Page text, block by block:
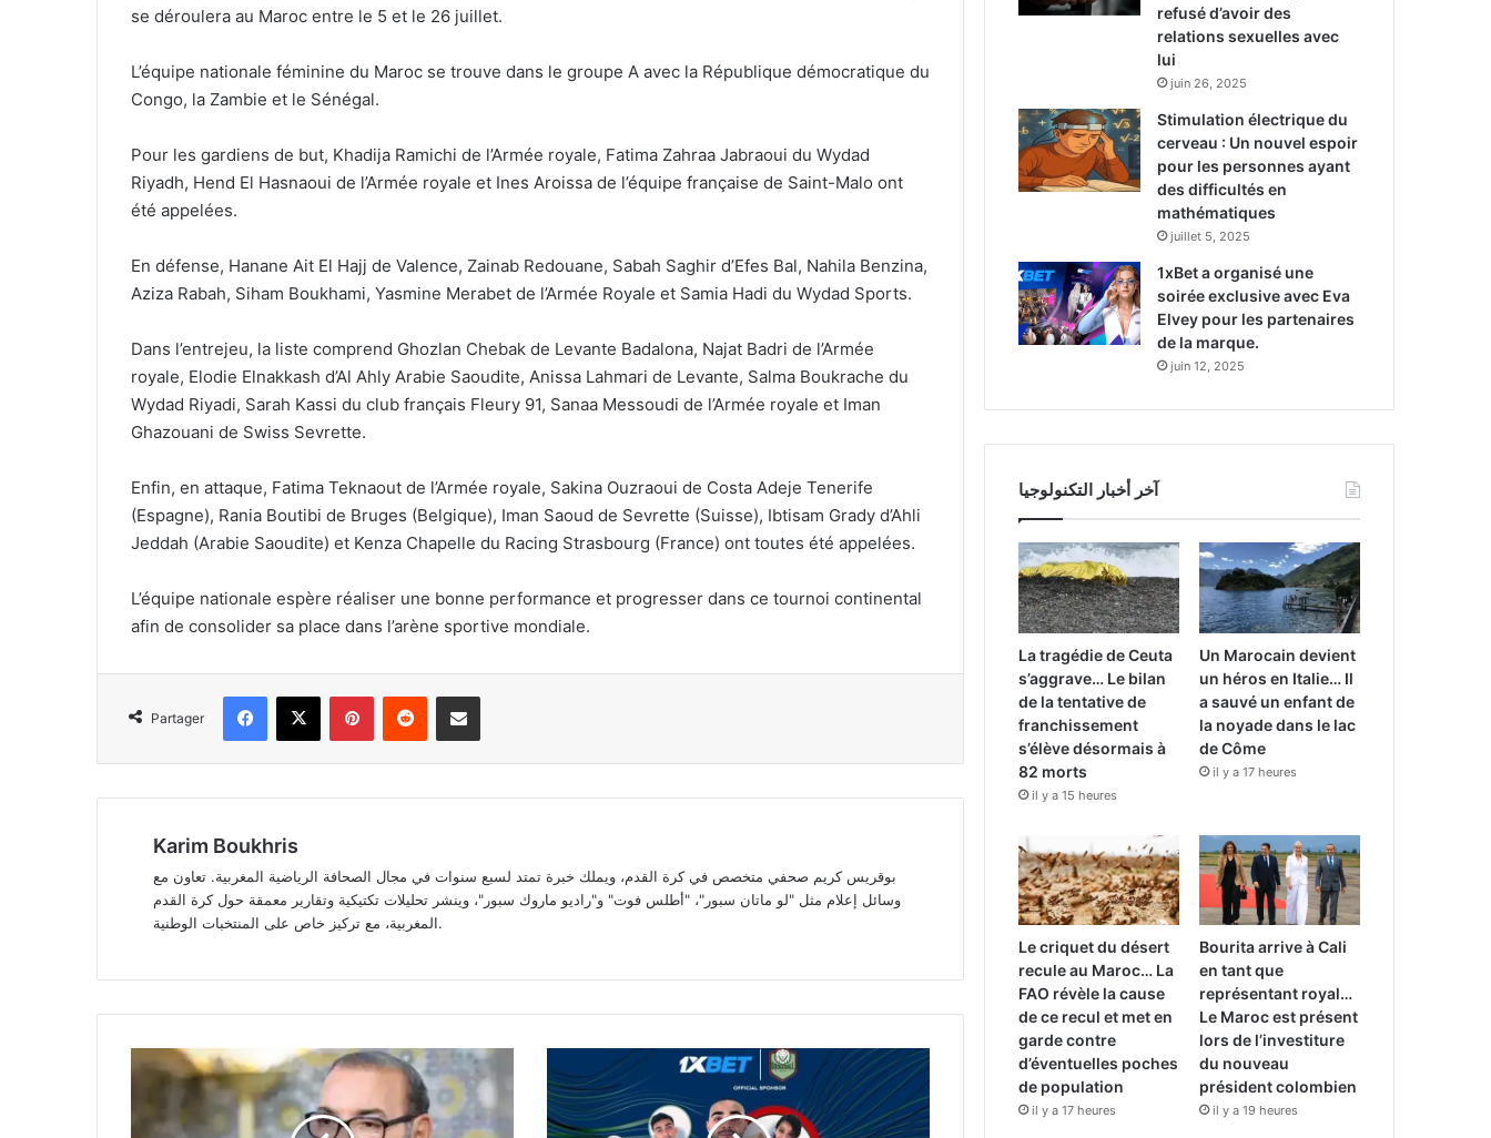
se déroulera au Maroc entre le 5 et le 26 juillet.
L’équipe nationale féminine du Maroc se trouve dans le groupe A avec la République démocratique du
Congo, la Zambie et le Sénégal.
Pour les gardiens de but, Khadija Ramichi de l’Armée royale, Fatima Zahraa Jabraoui du Wydad
Riyadh, Hend El Hasnaoui de l’Armée royale et Ines Aroissa de l’équipe française de Saint-Malo ont
été appelées.
En défense, Hanane Ait El Hajj de Valence, Zainab Redouane, Sabah Saghir d’Efes Bal, Nahila Benzina,
Aziza Rabah, Siham Boukhami, Yasmine Merabet de l’Armée Royale et Samia Hadi du Wydad Sports.
Dans l’entrejeu, la liste comprend Ghozlan Chebak de Levante Badalona, Najat Badri de l’Armée
royale, Elodie Elnakkash d’Al Ahly Arabie Saoudite, Anissa Lahmari de Levante, Salma Boukrache du
Wydad Riyadi, Sarah Kassi du club français Fleury 91, Sanaa Messoudi de l’Armée royale et Iman
Ghazouani de Swiss Sevrette.
Enfin, en attaque, Fatima Teknaout de l’Armée royale, Sakina Ouzraoui de Costa Adeje Tenerife
(Espagne), Rania Boutibi de Bruges (Belgique), Iman Saoud de Sevrette (Suisse), Ibtisam Grady d’Ahli
Jeddah (Arabie Saoudite) et Kenza Chapelle du Racing Strasbourg (France) ont toutes été appelées.
L’équipe nationale espère réaliser une bonne performance et progresser dans ce tournoi continental
afin de consolider sa place dans l’arène sportive mondiale.
Partager
Facebook
X PinterestReddit Partager par email
Karim Boukhris
بوقريس كريم صحفي متخصص في كرة القدم، ويملك خبرة تمتد لسبع سنوات في مجال الصحافة الرياضية المغربية. تعاون مع
وسائل إعلام مثل "لو ماتان سبور"، "أطلس فوت" و"راديو ماروك سبور"، وينشر تحليلات تكتيكية وتقارير معمقة حول كرة القدم
المغربية، مع تركيز خاص على المنتخبات الوطنية.
devient
sponsor
officiel
refusé d’avoir des
relations sexuelles avec
lui
juin 26, 2025
Stimulation électrique du
cerveau : Un nouvel espoir
pour les personnes ayant
des difficultés en
mathématiques
juillet 5, 2025
1xBet a organisé une
soirée exclusive avec Eva
Elvey pour les partenaires
de la marque.
juin 12, 2025
آخر أخبار التكنولوجيا
La tragédie de Ceuta
s’aggrave… Le bilan
de la tentative de
franchissement
s’élève désormais à
82 morts
il y a 15 heures
Un Marocain devient
un héros en Italie… Il
a sauvé un enfant de
la noyade dans le lac
de Côme
il y a 17 heures
Le criquet du désert
recule au Maroc… La
FAO révèle la cause
de ce recul et met en
garde contre
d’éventuelles poches
de population
il y a 17 heures
Bourita arrive à Cali
en tant que
représentant royal…
Le Maroc est présent
lors de l’investiture
du nouveau
président colombien
il y a 19 heures